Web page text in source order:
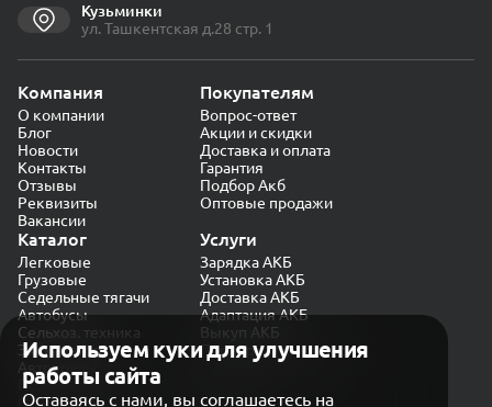
Используем куки для улучшения
работы сайта
Оставаясь с нами, вы соглашаетесь на
Кузьминки
ул. Ташкентская д.28 стр. 1
Компания
О компании
Блог
Новости
Контакты
Отзывы
Реквизиты
Вакансии
Покупателям
Вопрос-ответ
Акции и скидки
Доставка и оплата
Гарантия
Подбор Акб
Оптовые продажи
Каталог
Легковые
Грузовые
Седельные тягачи
Автобусы
Сельхоз. техника
Экскаваторы
Автокраны
Услуги
Зарядка АКБ
Установка АКБ
Доставка АКБ
Адаптация АКБ
Выкуп АКБ
Проверка генератора
Политика конфиденциальности
Обработка персональных данных